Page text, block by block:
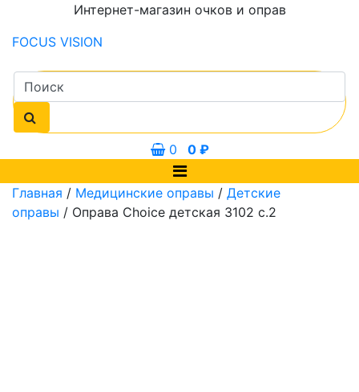
Интернет-магазин очков и оправ
FOCUS VISION
0 0 ₽
Главная / Медицинские оправы / Детские
оправы / Оправа Choice детская 3102 с.2